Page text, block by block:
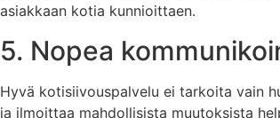
asiakkaan kotia kunnioittaen.
5. Nopea
Hyvä kotisiivouspalvelu ei tarkoita vain
ja ilmoittaa mahdollisista muutoksista